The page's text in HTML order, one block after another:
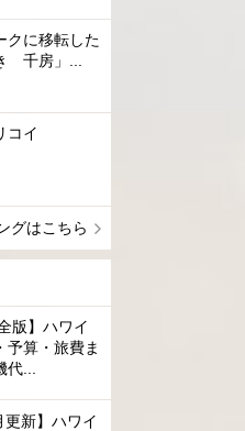
クに移転した
千房」...
コイ
グはこちら
版】ハワイ
予算・旅費ま
代...
更新】ハワイ